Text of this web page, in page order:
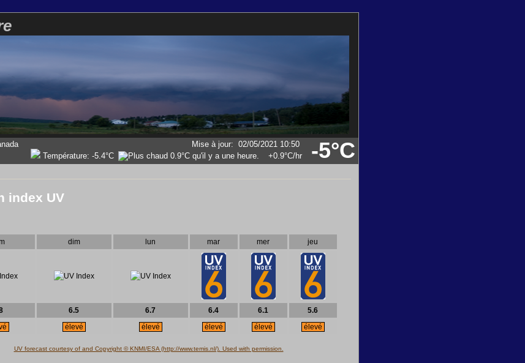
-5°C
Mise à jour: 02/05/2021 10:50
Température: -5.4°C +0.9°C/hr
index UV
dim lun mar mer jeu
6.5 6.7 6.4 6.1
5.6
élevé élevé élevé élevé élevé
UV forecast courtesy of and Copyright © KNMI/ESA (http://www.temis.nl/). Used with permission.